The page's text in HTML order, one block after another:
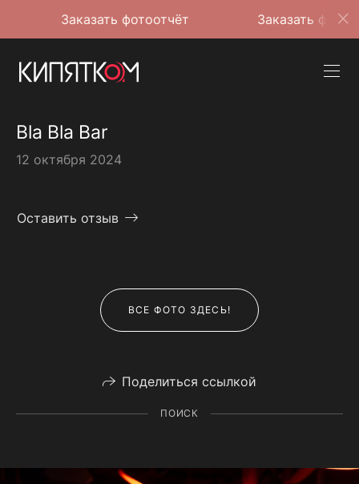
Заказать фотоотчёт Заказать фотоотчёт
Bla Bla Bar
12 октября 2024
Оставить отзыв
ВСЕ ФОТО ЗДЕСЬ!
Поделиться ссылкой
ПОИСК